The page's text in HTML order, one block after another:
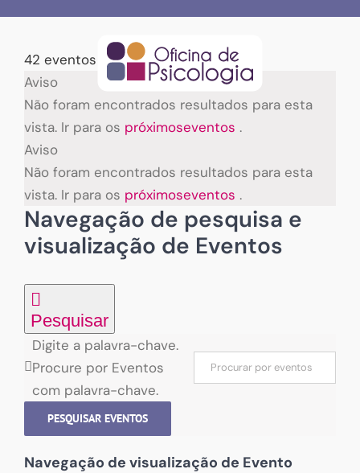
content42 eventos encontrados.
Eventos
Aviso
Não foram encontrados resultados para esta
vista. Ir para os próximoseventos .
Aviso
Não foram encontrados resultados para esta
vista. Ir para os próximoseventos .
Navegação de pesquisa e
visualização de Eventos
Pesquisar
Digite a palavra-chave.
Procure por Eventos
com palavra-chave.
PESQUISAR EVENTOS
Navegação de visualização de Evento